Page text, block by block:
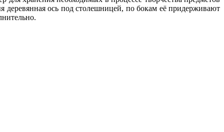
деревянная ось под столешницей, по бокам её придерживают